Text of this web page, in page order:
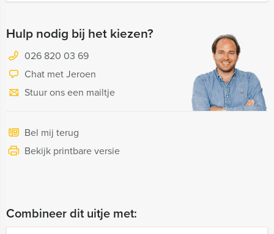
Hulp nodig bij het kiezen?
026 820 03 69
Chat met Jeroen
Stuur ons een mailtje
Bel mij terug
Bekijk printbare versie
Combineer dit uitje met: